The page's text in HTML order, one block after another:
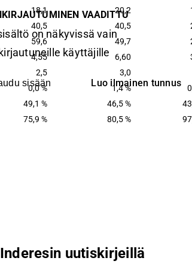
18,1 20,2
40,5 40,5
59,6 49,7
4,55 6,60
2,5 3,0
0,0 % 1,4 %
49,1 % 46,5 %
75,9 % 80,5 %
VAADITTU
on näkyvissä vain
käyttäjille
sisään Luo ilmainen tunnus
uutiskirjeillä